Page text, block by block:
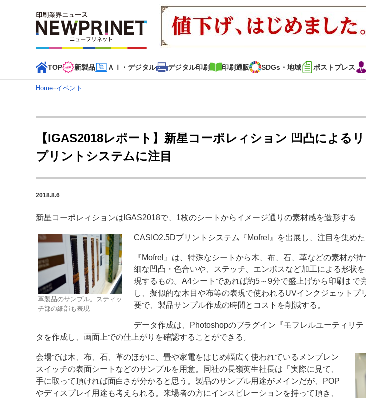
TOP 新製品 ＡＩ・デジタル デジタル印刷 印刷通販 SDGs・地域 ポストプレス
インデックス
TOP 新着記事 特集記事 動画コンテンツ インタビュー コレクション
カテゴリー一覧
新商品 新製品 ＡＩ・デジタル デジタル印刷
特集記事カテゴリー一覧
特集・デジタル印刷 ～ 新成長軌道を描く
案内
発刊案内 JFPI印刷用語集 印刷機材年鑑
運営
会社案内 購読・購入申し込み サイトポリシー お問い合わせ
Home–イベント
【IGAS2018レポート】新星コーポレィション 凹凸による
プリントシステムに注目
2018.8.6
新星コーポレィションはIGAS2018で、1枚のシートからイメージ通りの素材感を造形する
革製品のサンプル。スティッ
チ部の細部も表現
CASIO2.5Dプリントシステム『Mofrel』を出展し、注目を集めた
『Mofrel』は、特殊なシートから木、布、石、革などの素材が持
細な凹凸・色合いや、ステッチ、エンボスなど加工による形状を
現するもの。A4シートであれば約5～9分で盛上げから印刷まで
し、擬似的な木目や布等の表現で使われるUVインクジェットプ
要で、製品サンプル作成の時間とコストを削減する。
データ作成は、Photoshopのプラグイン『モフレルユーティリ
タを作成し、画面上での仕上がりを確認することができる。
会場では木、布、石、革のほかに、畳や家電をはじめ幅広く使われているメンブレン
スイッチの表面シートなどのサンプルを用意。同社の長嶺英生社長は「実際に見て、
手に取って頂ければ面白さが分かると思う。製品のサンプル用途がメインだが、POP
やディスプレイ用途も考えられる。来場者の方にインスピレーションを持って頂き、